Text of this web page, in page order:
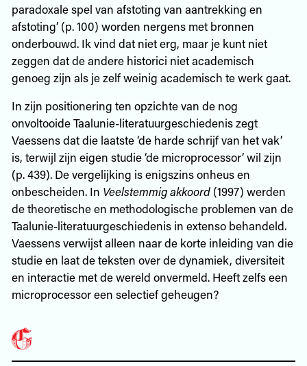
paradoxale spel van afstoting van aantrekking en
afstoting’ (p. 100) worden nergens met bronnen
onderbouwd. Ik vind dat niet erg, maar je kunt niet
zeggen dat de andere historici niet academisch
genoeg zijn als je zelf weinig academisch te werk gaat.
In zijn positionering ten opzichte van de nog
onvoltooide Taalunie-literatuurgeschiedenis zegt
Vaessens dat die laatste ‘de harde schrijf van het vak’
is, terwijl zijn eigen studie ‘de microprocessor’ wil zijn
(p. 439). De vergelijking is enigszins onheus en
onbescheiden. In Veelstemmig akkoord(1997) werden
de theoretische en methodologische problemen van de
Taalunie-literatuurgeschiedenis in extenso behandeld.
Vaessens verwijst alleen naar de korte inleiding van die
studie en laat de teksten over de dynamiek, diversiteit
en interactie met de wereld onvermeld. Heeft zelfs een
microprocessor een selectief geheugen?